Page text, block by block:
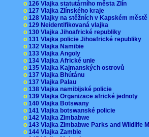
o 126 Vlajka statutárního města Zlín
o 127 Vlajka Zlínského kraje
o 128 Vlajky na stěžních v Kapském
o 129 Neidentifikovaná vlajka
o 130 Vlajka Jihoafrické republiky
o 131 Vlajka policie Jihoafrické republiky
o 132 Vlajka Namibie
o 133 Vlajka Angoly
o 134 Vlajka Africké unie
o 135 Vlajka Kajmanských ostrovů
o 137 Vlajka Bhútánu
o 137 Vlajka Palau
o 138 Vlajka namibijské policie
o 139 Vlajka Organizace africké jednoty
o 140 Vlajka Botswany
o 141 Vlajka botswanské policie
o 142 Vlajka Zimbabwe
o 143 Vlajka Zimbabwe Parks and Wildlife
o 144 Vlajka Zambie